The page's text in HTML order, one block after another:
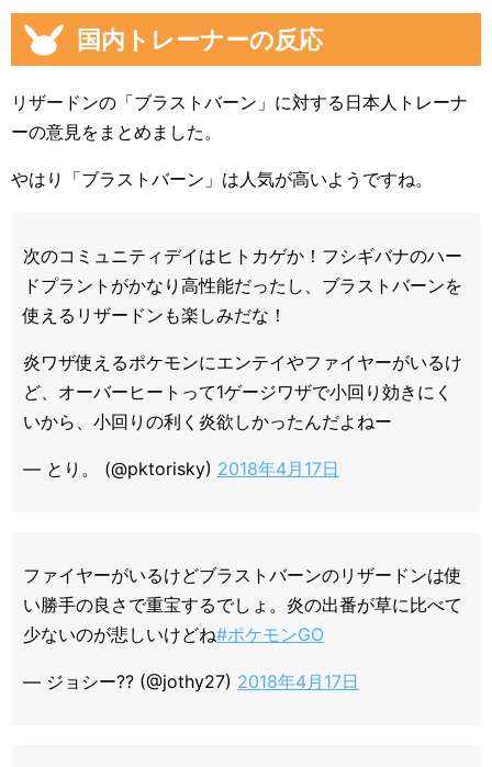
国内トレーナーの反応
リザードンの「ブラストバーン」に対する日本人トレーナ
ーの意見をまとめました。
やはり「ブラストバーン」は人気が高いようですね。
次のコミュニティデイはヒトカゲか！フシギバナのハー
ドプラントがかなり高性能だったし、ブラストバーンを
使えるリザードンも楽しみだな！
炎ワザ使えるポケモンにエンテイやファイヤーがいるけ
ど、オーバーヒートって1ゲージワザで小回り効きにく
いから、小回りの利く炎欲しかったんだよねー
— とり。 (@pktorisky) 2018年4月17日
ファイヤーがいるけどブラストバーンのリザードンは使
い勝手の良さで重宝するでしょ。炎の出番が草に比べて
少ないのが悲しいけどね#ポケモンGO
— ジョシー?? (@jothy27) 2018年4月17日